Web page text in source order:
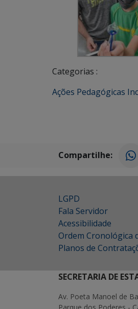
Categorias :
Ações Pedagógicas
Compartilhe:
LGPD
Fala Servidor
Acessibilidade
Ordem Cronológica
Planos de
SECRETARIA DE
Av. Poeta Manoel de